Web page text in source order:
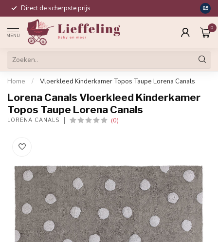
Direct de scherpste prijs 8.5
MENU
0
Home / Vloerkleed Kinderkamer Topos Taupe Lorena Canals
Lorena Canals Vloerkleed Kinderkamer
Topos Taupe Lorena Canals
LORENA CANALS (0)